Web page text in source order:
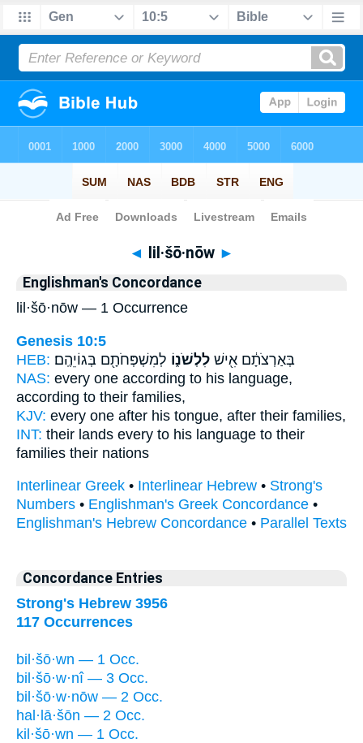
Bible> Strong's > Hebrew
◄ lil·šō·nōw ►
Englishman's Concordance
lil·šō·nōw — 1 Occurrence
Genesis 10:5
HEB:
בְּאַרְצֹתָ֔ם אִ֖ישׁ לִלְשֹׁנ֑וֹ לְמִשְׁפְּחֹתָ֖ם בְּגוֹיֵהֶֽם׃
NAS: every one according to his language,
according to their families,
KJV: every one after his tongue, after their families,
INT: their lands every to his language to their
families their nations
Interlinear Greek • Interlinear Hebrew • Strong's
Numbers • Englishman's Greek Concordance •
Englishman's Hebrew Concordance • Parallel Texts
Concordance Entries
Strong's Hebrew 3956
117 Occurrences
bil·šō·wn — 1 Occ.
bil·šō·w·nî — 3 Occ.
bil·šō·w·nōw — 2 Occ.
hal·lā·šōn — 2 Occ.
kil·šō·wn — 1 Occ.